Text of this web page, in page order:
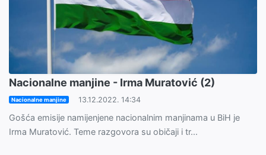
Nacionalne manjine - Irma Muratović (2)
Nacionalne manjine 13.12.2022. 14:34
Gošća emisije namijenjene nacionalnim manjinama u BiH je
Irma Muratović. Teme razgovora su običaji i tr...